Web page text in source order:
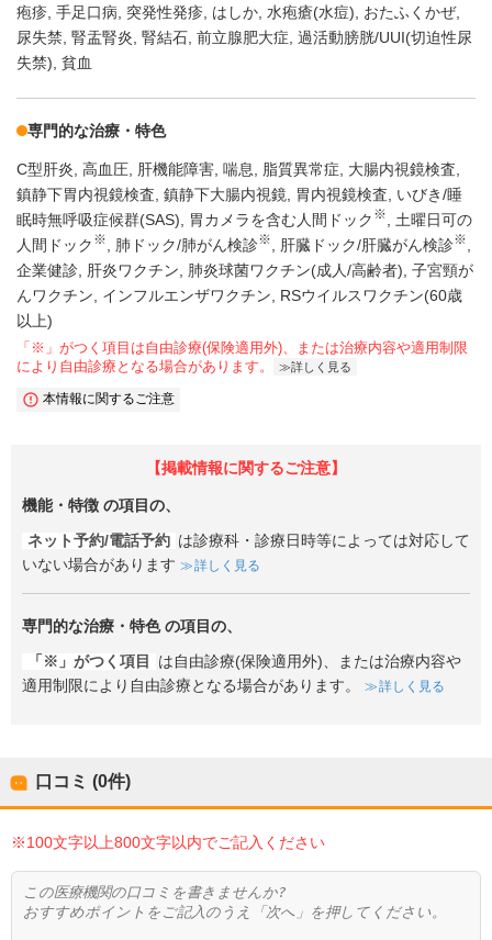
疱疹 手足口病 突発性発疹 はしか 水疱瘡(水痘)
おたふくかぜ
尿失禁 腎盂腎炎 腎結石 前立腺肥大症 過活動膀胱/UUI(切迫性尿
失禁) 貧血
専門的な治療・特色
C型肝炎 高血圧 肝機能障害 喘息 脂質異常症
大腸内視鏡検査
鎮静下胃内視鏡検査 鎮静下大腸内視鏡 胃内視鏡検査
いびき/睡
眠時無呼吸症候群(SAS)
胃カメラを含む人間ドック ※
土曜日可の
人間ドック ※ 肺ドック/肺がん検診※ 肝臓ドック/肝臓がん検診※
企業健診 肝炎ワクチン 肺炎球菌ワクチン(成人/高齢者) 子宮頸が
んワクチン
インフルエンザワクチン
RSウイルスワクチン(60歳
以上)
「※」がつく項目は自由診療(保険適用外)、または治療内容や適用制限
により自由診療となる場合があります。
詳しく見る
本情報に関するご注意
【掲載情報に関するご注意】
機能・特徴 の項目の、
ネット予約/電話予約 は診療科・診療日時等によっては対応して
いない場合があります
詳しく見る
専門的な治療・特色の項目の、
「※」がつく項目
は自由診療(保険適用外)、または治療内容や
適用制限により自由診療となる場合があります。
詳しく見る
口コミ (0件)
※100文字以上800文字以内でご記入ください